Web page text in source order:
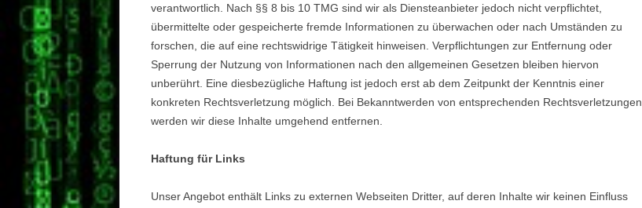
verantwortlich. Nach §§ 8 bis 10 TMG sind wir als Diensteanbieter jedoch nicht verpflichtet,
übermittelte oder gespeicherte fremde Informationen zu überwachen oder nach Umständen zu
forschen, die auf eine rechtswidrige Tätigkeit hinweisen. Verpflichtungen zur Entfernung oder
Sperrung der Nutzung von Informationen nach den allgemeinen Gesetzen bleiben hiervon
unberührt. Eine diesbezügliche Haftung ist jedoch erst ab dem Zeitpunkt der Kenntnis einer
konkreten Rechtsverletzung möglich. Bei Bekanntwerden von entsprechenden Rechtsverletzungen
werden wir diese Inhalte umgehend entfernen.
Haftung für Links
Unser Angebot enthält Links zu externen Webseiten Dritter, auf deren Inhalte wir keinen Einfluss